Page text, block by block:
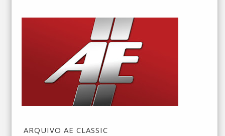
ARQUIVO AE CLASSIC